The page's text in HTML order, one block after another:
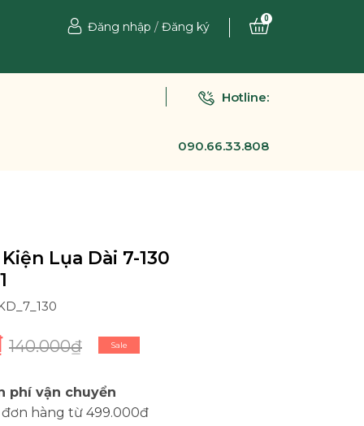
Đăng nhập / Đăng ký
0
Hotline:
090.66.33.808
Lụa Dài 7-130
140.000₫ Sale
phí vận chuyển
đơn hàng từ 499.000đ